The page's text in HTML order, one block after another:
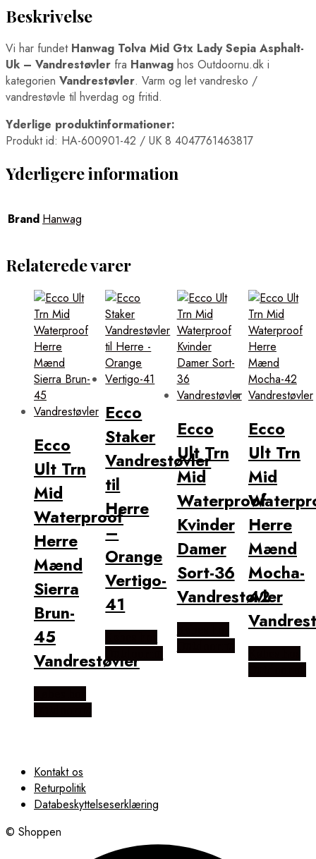
Beskrivelse
Vi har fundet Hanwag Tolva Mid Gtx Lady Sepia Asphalt-
Uk – Vandrestøvler fra Hanwag hos Outdoornu.dk i
kategorien Vandrestøvler. Varm og let vandresko /
vandrestøvle til hverdag og fritid.
Yderlige produktinformationer:
Produkt id: HA-600901-42 / UK 8 4047761463817
Yderligere information
Brand Hanwag
Relaterede varer
Ecco
Ult Trn
Mid
Waterproof
Herre
Mænd
Sierra
Brun-
45
Vandrestøvler
Ecco
Staker
Vandrestøvler
til
Herre
–
Orange
Vertigo-
41
Ecco
Ult Trn
Mid
Waterproof
Kvinder
Damer
Sort-36
Vandrestøvler
Ecco
Ult Trn
Mid
Herre
Mænd
Mocha-
42
Kontakt os
Returpolitik
Databeskyttelseserklæring
© Shoppen